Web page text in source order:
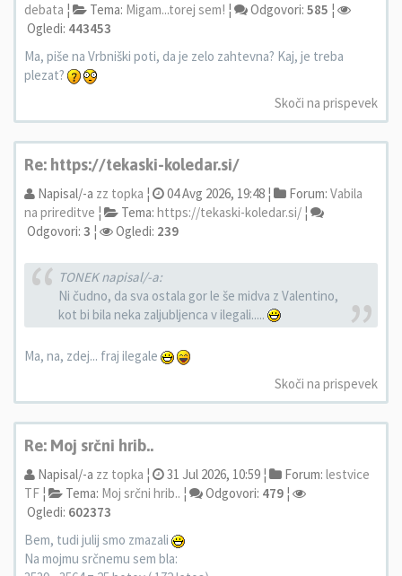
debata ¦ Tema: Migam...torej sem! ¦ Odgovori: 585 ¦
Ogledi: 443453
Ma, piše na Vrbniški poti, da je zelo zahtevna? Kaj, je treba
plezat?
Skoči na prispevek
Re: https://tekaski-koledar.si/
Napisal/-a zz topka ¦ 04 Avg 2026, 19:48 ¦ Forum: Vabila
na prireditve ¦ Tema: https://tekaski-koledar.si/ ¦
Odgovori: 3 ¦ Ogledi: 239
TONEK napisal/-a:
Ni čudno, da sva ostala gor le še midva z Valentino,
kot bi bila neka zaljubljenca v ilegali.....
Ma, na, zdej... fraj ilegale
Skoči na prispevek
Re: Moj srčni hrib..
Napisal/-a zz topka ¦ 31 Jul 2026, 10:59 ¦ Forum: lestvice
TF ¦ Tema: Moj srčni hrib.. ¦ Odgovori: 479 ¦
Ogledi: 602373
Bem, tudi julij smo zmazali
Na mojmu srčnemu sem bla: